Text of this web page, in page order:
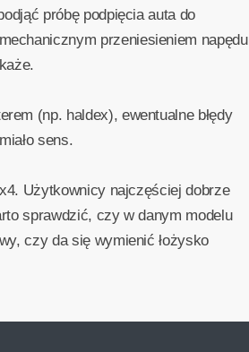
próbę podpięcia auta do
przeniesieniem napędu
(np. haldex), ewentualne błędy
sens.
Użytkownicy najczęściej dobrze
sprawdzić, czy w danym modelu
czy da się wymienić łożysko